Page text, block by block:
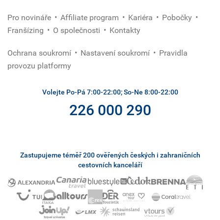
Pro novináře Affiliate program Kariéra
Pobočky
Franšízing
O společnosti Kontakty
Ochrana soukromí Nastavení soukromí
Pravidla
provozu platformy
Volejte Po-Pá 7:00-22:00; So-Ne 8:00-22:00
226 000 290
Zastupujeme téměř 200 ověřených českých i zahraničních
cestovních kanceláří